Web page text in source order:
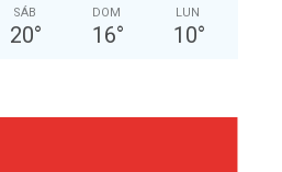
SÁB
20°
DOM
16°
LUN
10°